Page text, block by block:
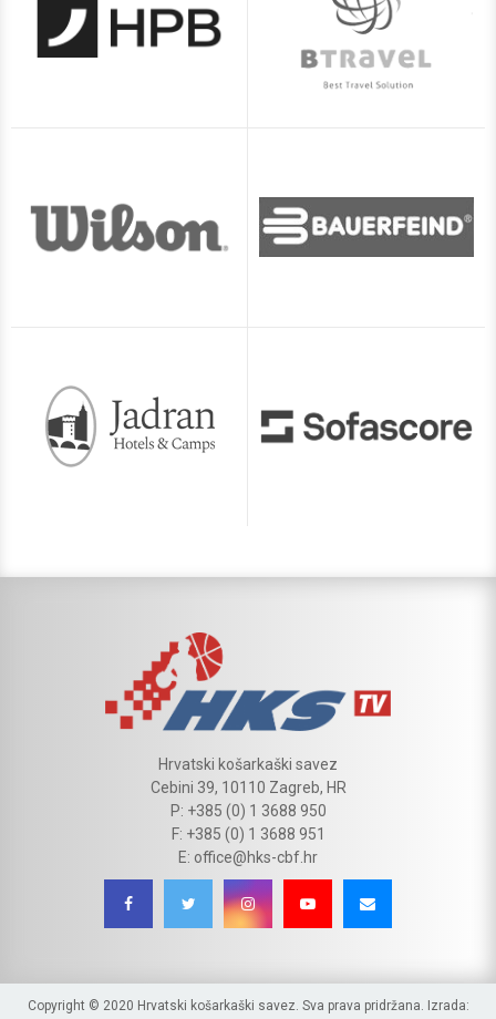
Hrvatski košarkaški savez
Cebini 39, 10110 Zagreb, HR
P: +385 (0) 1 3688 950
F: +385 (0) 1 3688 951
E: office@hks-cbf.hr
Copyright © 2020 Hrvatski košarkaški savez. Sva prava pridržana. Izrada: